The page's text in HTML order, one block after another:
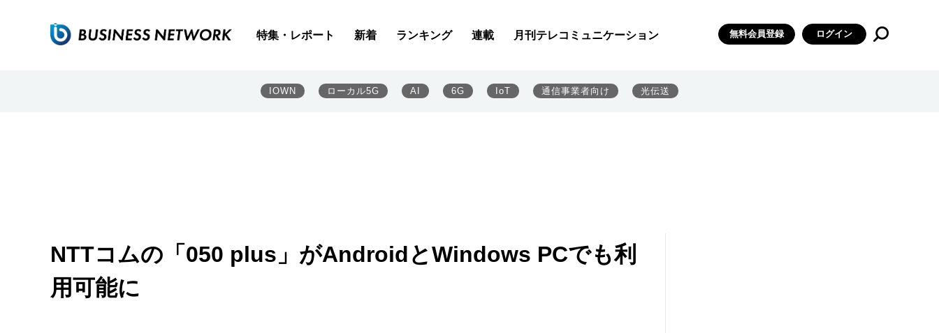
特集・レポート 新着 ランキング 連載 月刊テレコミュニケーション 無料会員登録 ログイン
IOWN ローカル5G AI 6G IoT 通信事業者向け 光伝送
NTTコムの「050 plus」がAndroidとWindows PCでも利
用可能に